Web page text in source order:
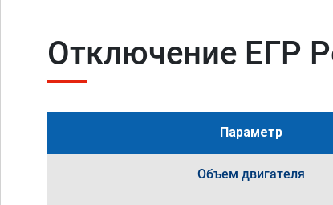
Отключение ЕГР
Параметр
Объем двигателя